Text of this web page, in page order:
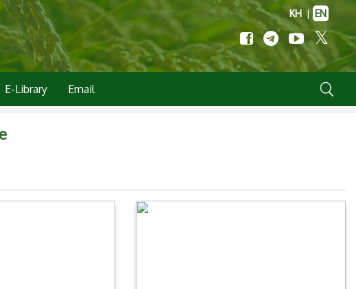
KH | EN
E-Library Email